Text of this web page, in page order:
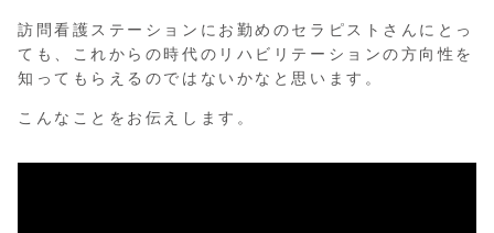
訪問看護ステーションにお勤めのセラピストさんにとっ
ても、これからの時代のリハビリテーションの方向性を
知ってもらえるのではないかなと思います。
こんなことをお伝えします。